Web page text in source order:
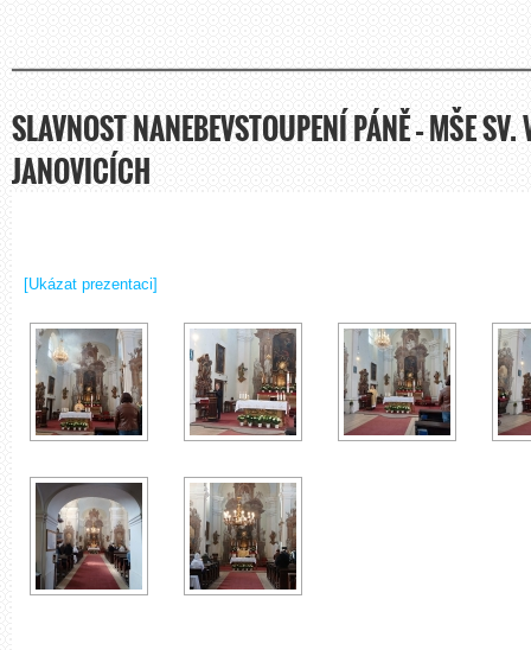
SLAVNOST NANEBEVSTOUPENÍ PÁNĚ – MŠE
JANOVICÍCH
[Ukázat prezentaci]